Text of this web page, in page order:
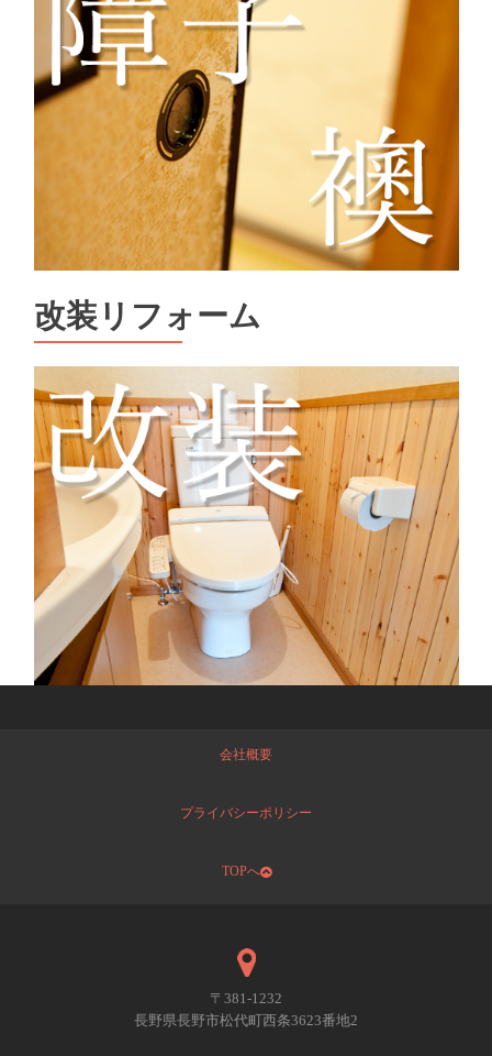
改装リフォーム
会社概要
プライバシーポリシー
TOPへ
〒381-1232
長野県長野市松代町西条3623番地2